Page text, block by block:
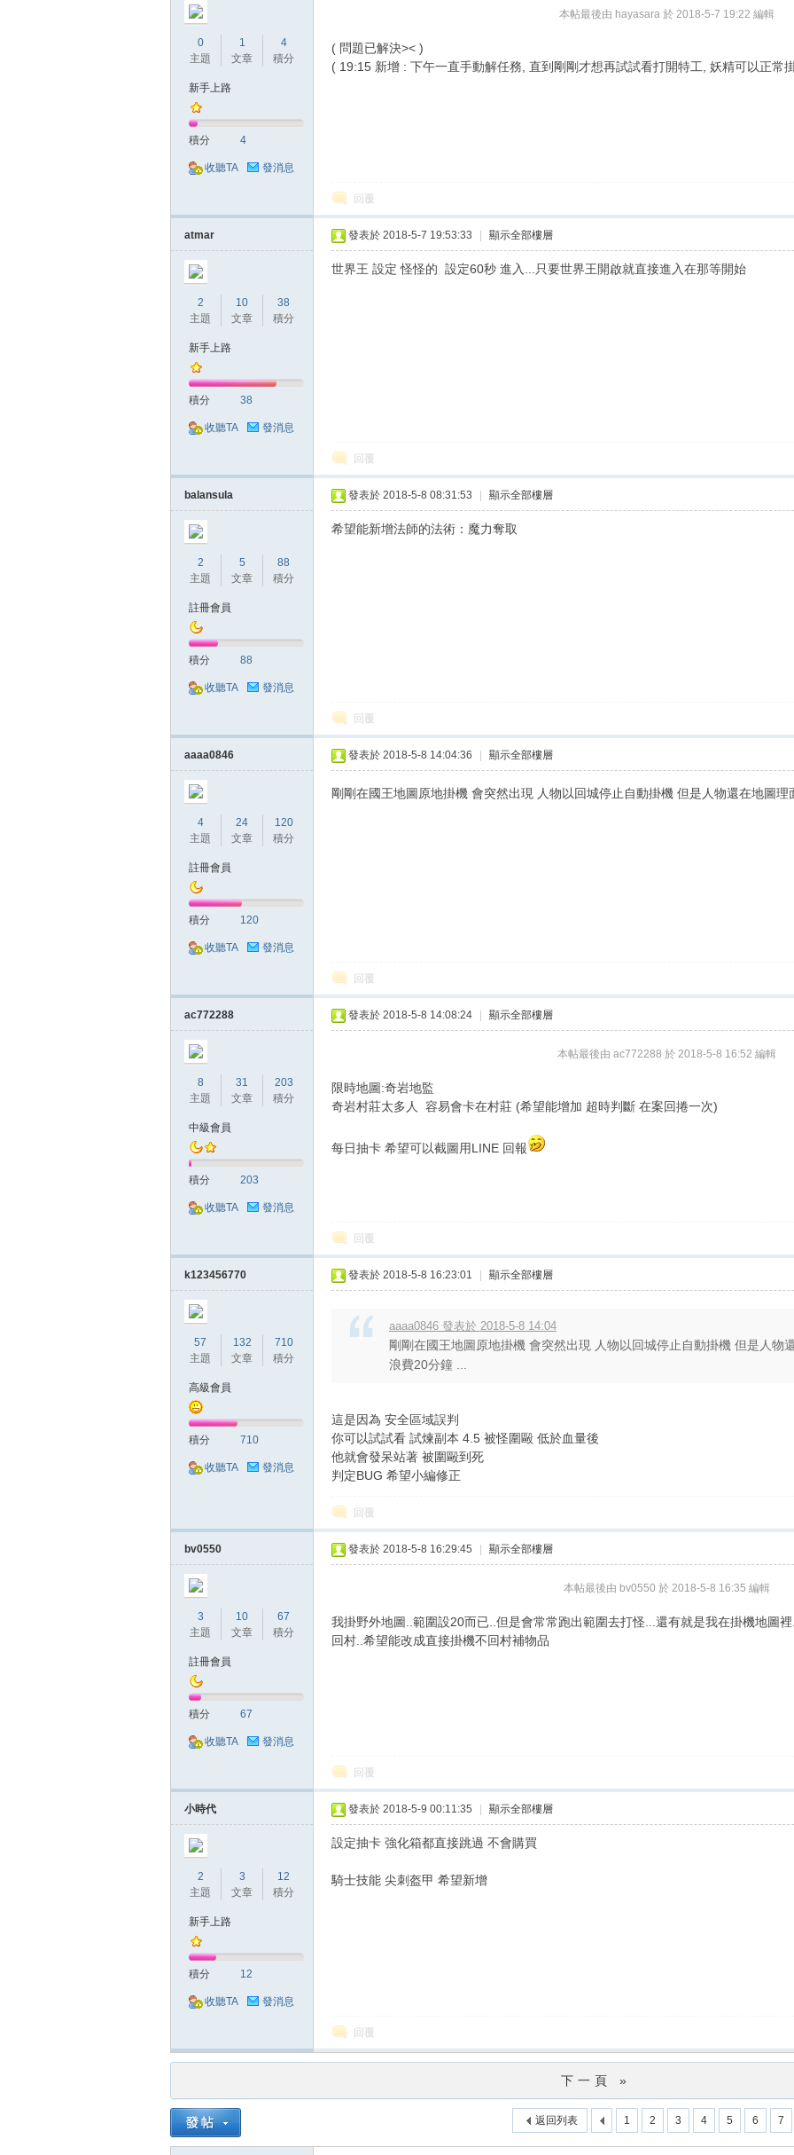
0
主題
1
文章
4
積分
新手上路
積分 4
收聽TA 發消息
本帖最後由 hayasara 於 2018-5-7 19:22 編輯
( 問題已解決>< )
( 19:15 新增 : 下午一直手動解任務, 直到剛剛才想再試試看打開特工, 妖精可以正常
回覆
atmar
2
主題
10
文章
38
積分
新手上路
積分 38
收聽TA 發消息
發表於 2018-5-7 19:53:33 顯示全部樓層
世界王 設定 怪怪的 設定60秒 進入...只要世界王開啟就直接進入在那等開始
回覆
balansula
2
主題
5
文章
88
積分
註冊會員
積分 88
收聽TA 發消息
發表於 2018-5-8 08:31:53 顯示全部樓層
希望能新增法師的法術：魔力奪取
回覆
aaaa0846
4
主題
24
文章
120
積分
註冊會員
積分 120
收聽TA 發消息
發表於 2018-5-8 14:04:36 顯示全部樓層
剛剛在國王地圖原地掛機 會突然出現 人物以回城停止自動掛機 但是人物還在地圖
回覆
ac772288
8
主題
31
文章
203
積分
中級會員
積分 203
收聽TA 發消息
發表於 2018-5-8 14:08:24 顯示全部樓層
本帖最後由 ac772288 於 2018-5-8 16:52 編輯
限時地圖:奇岩地監
奇岩村莊太多人 容易會卡在村莊 (希望能增加 超時判斷 在案回捲一次)
每日抽卡 希望可以截圖用LINE 回報
回覆
k123456770
57
主題
132
文章
710
積分
高級會員
積分 710
收聽TA 發消息
發表於 2018-5-8 16:23:01 顯示全部樓層
aaaa0846 發表於 2018-5-8 14:04
剛剛在國王地圖原地掛機 會突然出現 人物以回城停止自動掛機 但是人物
浪費20分鐘 ...
這是因為 安全區域誤判
你可以試試看 試煉副本 4.5 被怪圍毆 低於血量後
他就會發呆站著 被圍毆到死
判定BUG 希望小編修正
回覆
bv0550
3
主題
10
文章
67
積分
註冊會員
積分 67
收聽TA 發消息
發表於 2018-5-8 16:29:45 顯示全部樓層
本帖最後由 bv0550 於 2018-5-8 16:35 編輯
我掛野外地圖..範圍設20而已..但是會常常跑出範圍去打怪...還有就是我在掛機地圖
回村..希望能改成直接掛機不回村補物品
回覆
小時代
2
主題
3
文章
12
積分
新手上路
積分 12
收聽TA 發消息
發表於 2018-5-9 00:11:35 顯示全部樓層
設定抽卡 強化箱都直接跳過 不會購買
騎士技能 尖刺盔甲 希望新增
回覆
下一頁 »
1 2 3 4 5 6 7
返回列表